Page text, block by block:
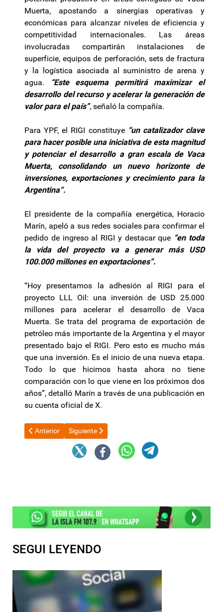
Muerta, apostando a sinergias operativas y
económicas para alcanzar niveles de eficiencia y
competitividad internacionales. Las áreas
involucradas compartirán instalaciones de
superficie, equipos de perforación, sets de fractura
y la logística asociada al suministro de arena y
agua.
“Este esquema permitirá maximizar el
desarrollo del recurso y acelerar la generación de
valor para el país”, señaló la compañía.
Para YPF, el RIGI constituye “un catalizador clave
para hacer posible una iniciativa de esta magnitud
y potenciar el desarrollo a gran escala de Vaca
Muerta, consolidando un nuevo horizonte de
inversiones, exportaciones y crecimiento para la
Argentina”.
El presidente de la compañía energética, Horacio
Marín, apeló a sus redes sociales para confirmar el
pedido de ingreso al RIGI y destacar que “en toda
la vida del proyecto va a generar más USD
100.000 millones en exportaciones”.
“Hoy presentamos la adhesión al RIGI para el
proyecto LLL Oil: una inversión de USD 25.000
millones para acelerar el desarrollo de Vaca
Muerta. Se trata del programa de exportación de
petróleo más importante de la Argentina y el mayor
presentado bajo el RIGI. Pero esto es mucho más
que una inversión. Es el inicio de una nueva etapa.
Todo lo que hicimos hasta ahora no tiene
comparación con lo que viene en los próximos dos
años”, detalló Marín a través de una publicación en
su cuenta oficial de X.
Artículo anterior: Senadores alertan que el NOA pagará gas
Anterior Artículo siguiente: Anmat exige códigos QR en
Siguiente
SEGUI LEYENDO